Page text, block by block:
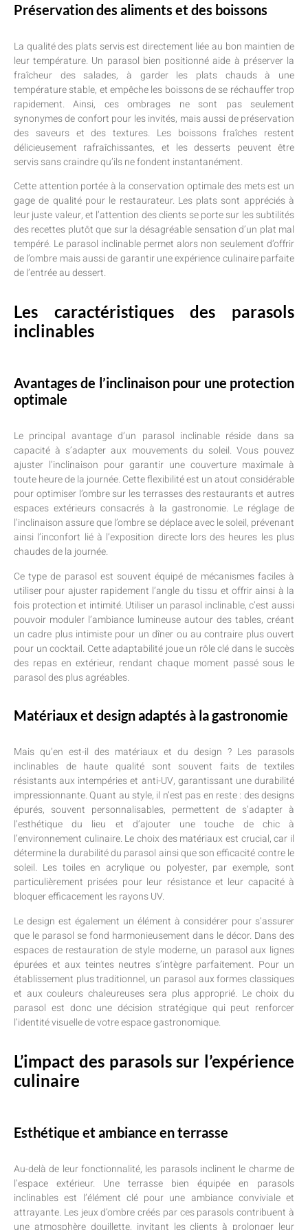
Préservation des aliments et des boissons
La qualité des plats servis est directement liée au bon maintien de
leur température. Un parasol bien positionné aide à préserver la
fraîcheur des salades, à garder les plats chauds à une
température stable, et empêche les boissons de se réchauffer trop
rapidement. Ainsi, ces ombrages ne sont pas seulement
synonymes de confort pour les invités, mais aussi de préservation
des saveurs et des textures. Les boissons fraîches restent
délicieusement rafraîchissantes, et les desserts peuvent être
servis sans craindre qu’ils ne fondent instantanément.
Cette attention portée à la conservation optimale des mets est un
gage de qualité pour le restaurateur. Les plats sont appréciés à
leur juste valeur, et l’attention des clients se porte sur les subtilités
des recettes plutôt que sur la désagréable sensation d’un plat mal
tempéré. Le parasol inclinable permet alors non seulement d’offrir
de l’ombre mais aussi de garantir une expérience culinaire parfaite
de l’entrée au dessert.
Les caractéristiques des parasols
inclinables
Avantages de l’inclinaison pour une protection
optimale
Le principal avantage d’un parasol inclinable réside dans sa
capacité à s’adapter aux mouvements du soleil. Vous pouvez
ajuster l’inclinaison pour garantir une couverture maximale à
toute heure de la journée. Cette flexibilité est un atout considérable
pour optimiser l’ombre sur les terrasses des restaurants et autres
espaces extérieurs consacrés à la gastronomie. Le réglage de
l’inclinaison assure que l’ombre se déplace avec le soleil, prévenant
ainsi l’inconfort lié à l’exposition directe lors des heures les plus
chaudes de la journée.
Ce type de parasol est souvent équipé de mécanismes faciles à
utiliser pour ajuster rapidement l’angle du tissu et offrir ainsi à la
fois protection et intimité. Utiliser un parasol inclinable, c’est aussi
pouvoir moduler l’ambiance lumineuse autour des tables, créant
un cadre plus intimiste pour un dîner ou au contraire plus ouvert
pour un cocktail. Cette adaptabilité joue un rôle clé dans le succès
des repas en extérieur, rendant chaque moment passé sous le
parasol des plus agréables.
Matériaux et design adaptés à la gastronomie
Mais qu’en est-il des matériaux et du design ? Les parasols
inclinables de haute qualité sont souvent faits de textiles
résistants aux intempéries et anti-UV, garantissant une durabilité
impressionnante. Quant au style, il n’est pas en reste : des designs
épurés, souvent personnalisables, permettent de s’adapter à
l’esthétique du lieu et d’ajouter une touche de chic à
l’environnement culinaire. Le choix des matériaux est crucial, car il
détermine la durabilité du parasol ainsi que son efficacité contre le
soleil. Les toiles en acrylique ou polyester, par exemple, sont
particulièrement prisées pour leur résistance et leur capacité à
bloquer efficacement les rayons UV.
Le design est également un élément à considérer pour s’assurer
que le parasol se fond harmonieusement dans le décor. Dans des
espaces de restauration de style moderne, un parasol aux lignes
épurées et aux teintes neutres s’intègre parfaitement. Pour un
établissement plus traditionnel, un parasol aux formes classiques
et aux couleurs chaleureuses sera plus approprié. Le choix du
parasol est donc une décision stratégique qui peut renforcer
l’identité visuelle de votre espace gastronomique.
L’impact des parasols sur l’expérience
culinaire
Esthétique et ambiance en terrasse
Au-delà de leur fonctionnalité, les parasols inclinent le charme de
l’espace extérieur. Une terrasse bien équipée en parasols
inclinables est l’élément clé pour une ambiance conviviale et
attrayante. Les jeux d’ombre créés par ces parasols contribuent à
une atmosphère douillette, invitant les clients à prolonger leur